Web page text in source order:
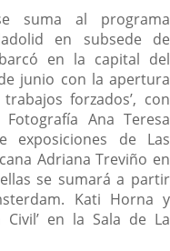
suma al programa
en subsede de
en la capital del
junio con la apertura
forzados’, con
Ana Teresa
exposiciones de Las
Adriana Treviño en
se sumará a partir
Kati Horna y
en la Sala de La